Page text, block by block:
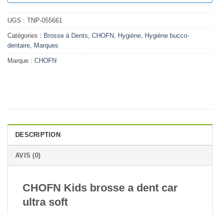
UGS : TNP-055661
Catégories : Brosse à Dents, CHOFN, Hygiène, Hygiène bucco-
dentaire, Marques
Marque : CHOFN
DESCRIPTION
AVIS (0)
CHOFN Kids brosse a dent car
ultra soft